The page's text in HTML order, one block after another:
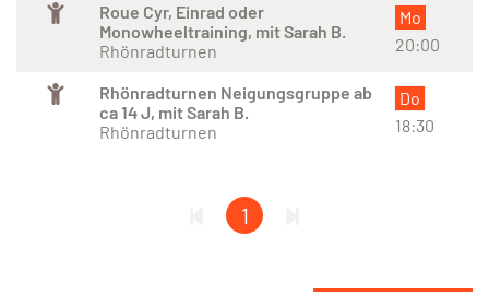
Roue Cyr, Einrad oder
Monowheeltraining, mit Sarah B.
Rhönradturnen
Mo
20:00
Rhönradturnen Neigungsgruppe ab
ca 14 J, mit Sarah B.
Rhönradturnen
Do
18:30
1